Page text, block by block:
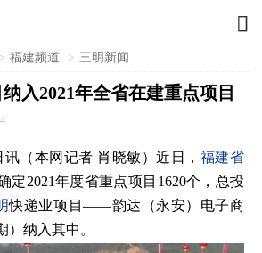

> 福建频道 > 三明新闻
入2021年全省在建重点项目
讯（本网记者 肖晓敏）近日， 福建省
定2021年度省重点项目1620个，总投
快递业项目——韵达（永安）电子商
）纳入其中。